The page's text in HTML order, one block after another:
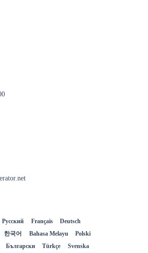
Русский Français Deutsch
한국어 Bahasa Melayu
Polski
Български Türkçe Svenska